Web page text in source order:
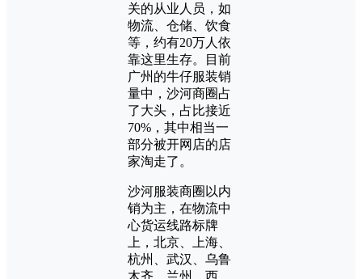
关的从业人员，如
物流、仓储、饮食
等，约有20万人依
靠这里生存。目前
广州的牛仔服装销
量中，沙河商圈占
了大头，占比接近
70%，其中相当一
部分被开网店的店
家淘走了。
沙河服装商圈以内
销为主，在物流中
心货运线路标牌
上，北京、上海、
杭州、武汉、乌鲁
木齐、兰州、西